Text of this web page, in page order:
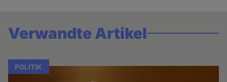
Verwandte Artikel
POLITIK